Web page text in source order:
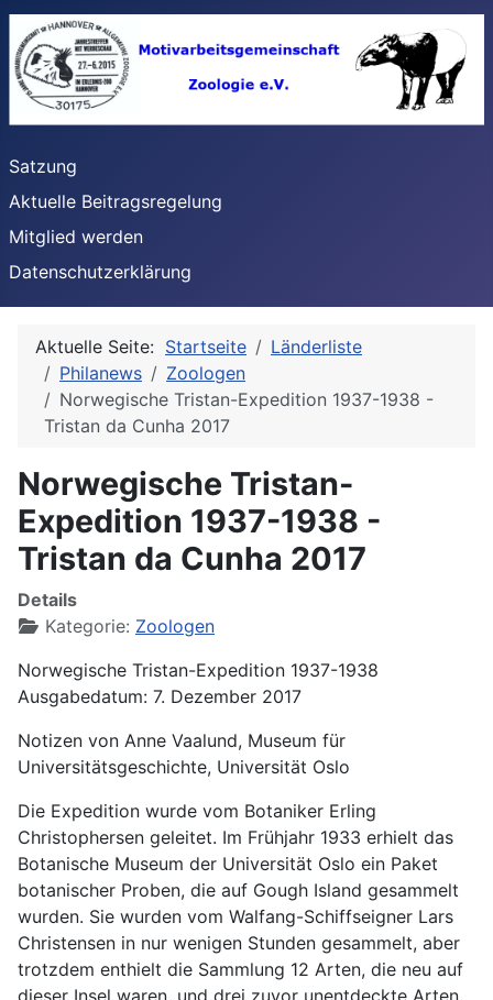
Satzung
Aktuelle Beitragsregelung
Mitglied werden
Datenschutzerklärung
Aktuelle Seite: Startseite
Länderliste
Philanews
Zoologen
Norwegische Tristan-Expedition 1937-1938 -
Tristan da Cunha 2017
Norwegische Tristan-
Expedition 1937-1938 -
Tristan da Cunha 2017
Details
Kategorie: Zoologen
Norwegische Tristan-Expedition 1937-1938
Ausgabedatum: 7. Dezember 2017
Notizen von Anne Vaalund, Museum für
Universitätsgeschichte, Universität Oslo
Die Expedition wurde vom Botaniker Erling
Christophersen geleitet. Im Frühjahr 1933 erhielt das
Botanische Museum der Universität Oslo ein Paket
botanischer Proben, die auf Gough Island gesammelt
wurden. Sie wurden vom Walfang-Schiffseigner Lars
Christensen in nur wenigen Stunden gesammelt, aber
trotzdem enthielt die Sammlung 12 Arten, die neu auf
dieser Insel waren, und drei zuvor unentdeckte Arten.